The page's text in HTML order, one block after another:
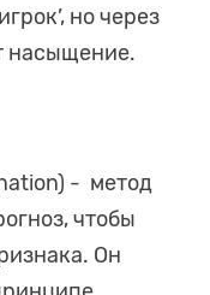
но через
насыщение.
- метод
чтобы
Он